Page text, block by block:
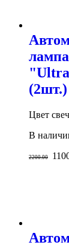
(2шт.)
Цвет
В
2200.00